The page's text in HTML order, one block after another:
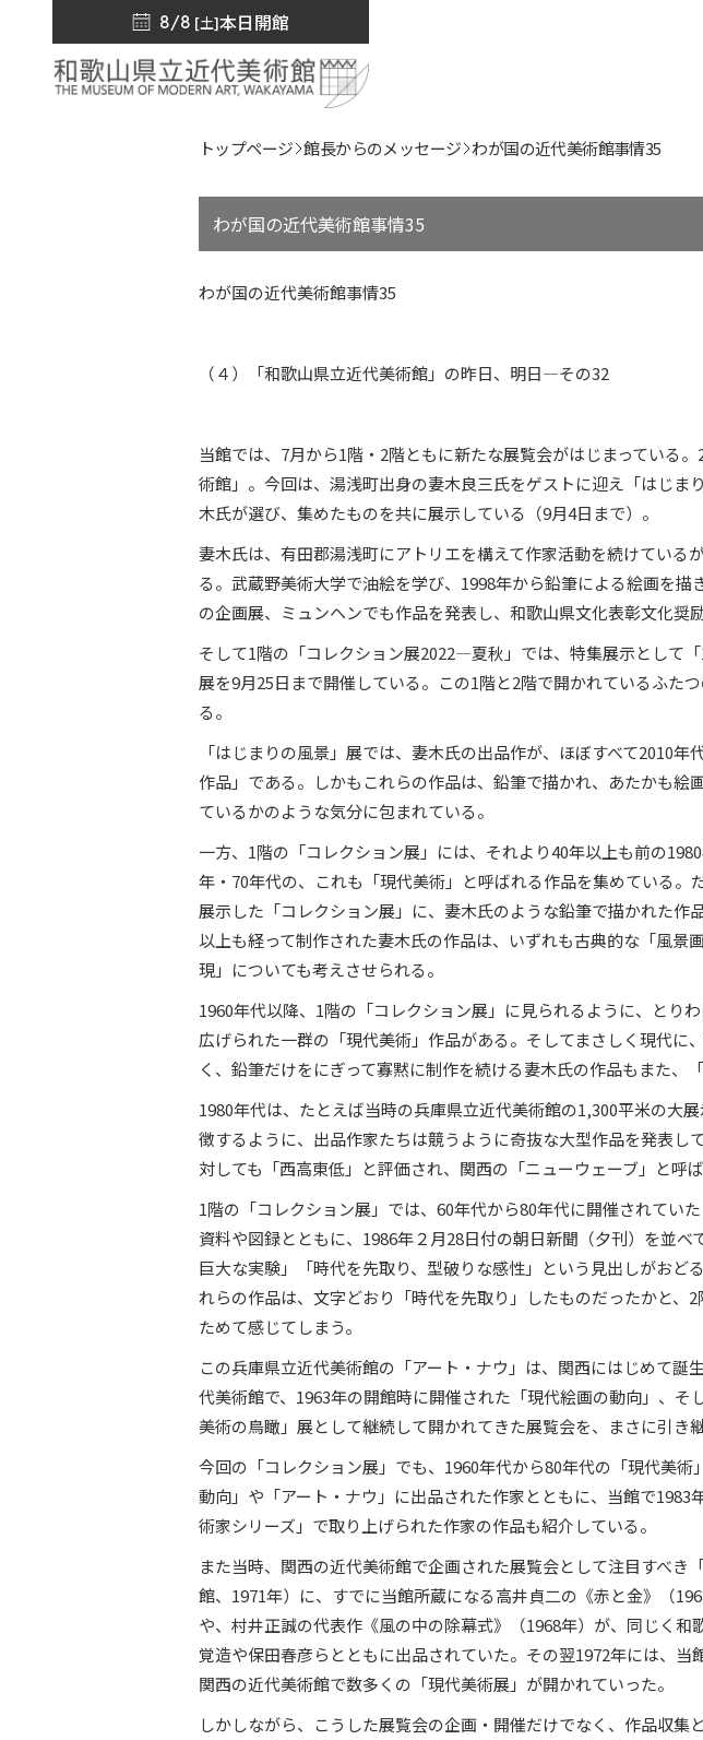
8/8 [土]本日開館
トップページ 館長からのメッセージ わが国の近代美術館事情35
わが国の近代美術館事情35
わが国の近代美術館事情35
（４）「和歌山県立近代美術館」の昨日、明日―その32
当館では、7月から1階・2階ともに新たな展覧会がはじまっている
術館」。今回は、湯浅町出身の妻木良三氏をゲストに迎え「はじま
木氏が選び、集めたものを共に展示している（9月4日まで）。
妻木氏は、有田郡湯浅町にアトリエを構えて作家活動を続けている
る。武蔵野美術大学で油絵を学び、1998年から鉛筆による絵画を描
の企画展、ミュンヘンでも作品を発表し、和歌山県文化表彰文化奨
そして1階の「コレクション展2022―夏秋」では、特集展示として「
展を9月25日まで開催している。この1階と2階で開かれているふた
る。
「はじまりの風景」展では、妻木氏の出品作が、ほぼすべて2010
作品」である。しかもこれらの作品は、鉛筆で描かれ、あたかも絵
ているかのような気分に包まれている。
一方、1階の「コレクション展」には、それより40年以上も前の
年・70年代の、これも「現代美術」と呼ばれる作品を集めている。
展示した「コレクション展」に、妻木氏のような鉛筆で描かれた作
以上も経って制作された妻木氏の作品は、いずれも古典的な「風景
現」についても考えさせられる。
1960年代以降、1階の「コレクション展」に見られるように、とり
広げられた一群の「現代美術」作品がある。そしてまさしく現代に
く、鉛筆だけをにぎって寡黙に制作を続ける妻木氏の作品もまた、
1980年代は、たとえば当時の兵庫県立近代美術館の1,300平米の大
徴するように、出品作家たちは競うように奇抜な大型作品を発表し
対しても「西高東低」と評価され、関西の「ニューウェーブ」と呼
1階の「コレクション展」では、60年代から80年代に開催されてい
資料や図録とともに、1986年２月28日付の朝日新聞（夕刊）を並
巨大な実験」「時代を先取り、型破りな感性」という見出しがおど
れらの作品は、文字どおり「時代を先取り」したものだったかと、
ためて感じてしまう。
この兵庫県立近代美術館の「アート・ナウ」は、関西にはじめて誕
代美術館で、1963年の開館時に開催された「現代絵画の動向」、
美術の鳥瞰」展として継続して開かれてきた展覧会を、まさに引き
今回の「コレクション展」でも、1960年代から80年代の「現代美
動向」や「アート・ナウ」に出品された作家とともに、当館で1983
術家シリーズ」で取り上げられた作家の作品も紹介している。
また当時、関西の近代美術館で企画された展覧会として注目すべき
館、1971年）に、すでに当館所蔵になる高井貞二の《赤と金》（
や、村井正誠の代表作《風の中の除幕式》（1968年）が、同じく
覚造や保田春彦らとともに出品されていた。その翌1972年には、当
関西の近代美術館で数多くの「現代美術展」が開かれていった。
しかしながら、こうした展覧会の企画・開催だけでなく、作品収集